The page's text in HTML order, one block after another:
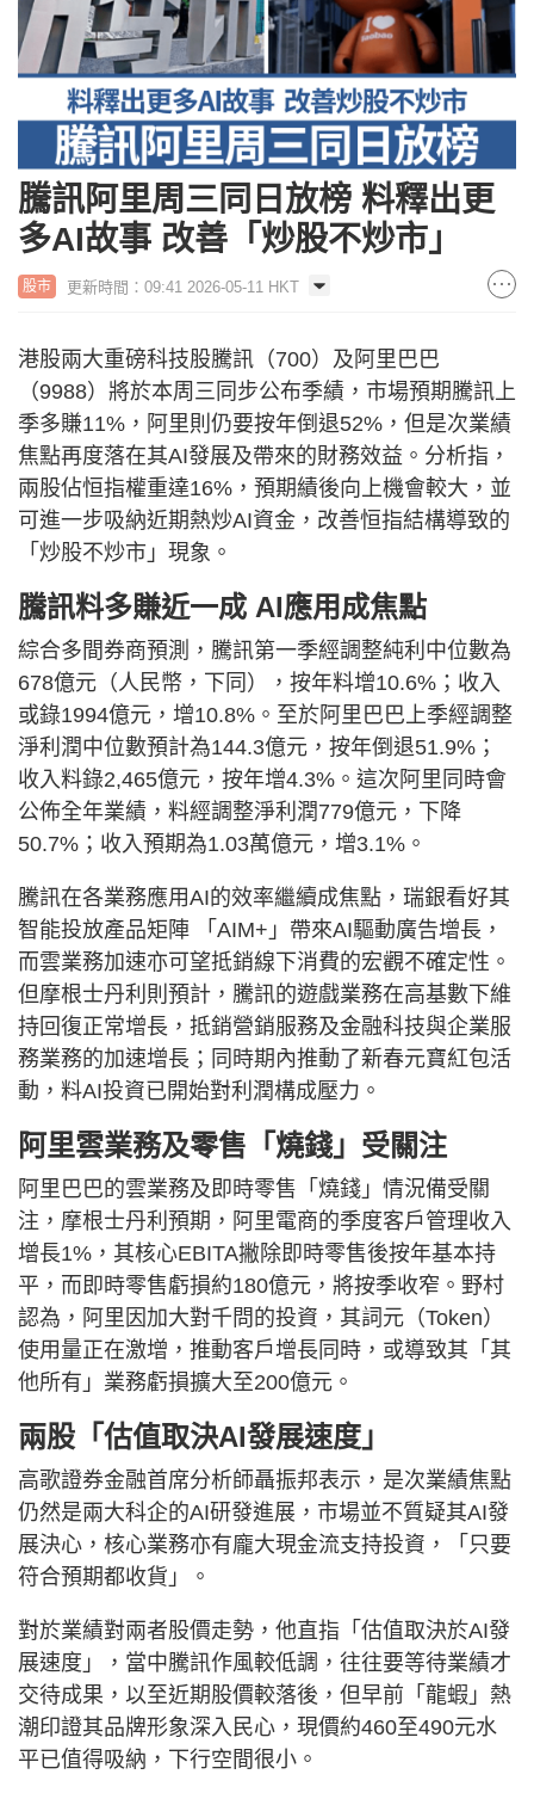
騰訊阿里周三同日放榜 料釋出更
多AI故事 改善「炒股不炒市」
股市 更新時間：09:41 2026-05-11 HKT
港股兩大重磅科技股騰訊（700）及阿里巴巴
（9988）將於本周三同步公布季績，市場預期騰訊上
季多賺11%，阿里則仍要按年倒退52%，但是次業績
焦點再度落在其AI發展及帶來的財務效益。分析指，
兩股佔恒指權重達16%，預期績後向上機會較大，並
可進一步吸納近期熱炒AI資金，改善恒指結構導致的
「炒股不炒市」現象。
騰訊料多賺近一成 AI應用成焦點
綜合多間券商預測，騰訊第一季經調整純利中位數為
678億元（人民幣，下同），按年料增10.6%；收入
或錄1994億元，增10.8%。至於阿里巴巴上季經調整
淨利潤中位數預計為144.3億元，按年倒退51.9%；
收入料錄2,465億元，按年增4.3%。這次阿里同時會
公佈全年業績，料經調整淨利潤779億元，下降
50.7%；收入預期為1.03萬億元，增3.1%。
騰訊在各業務應用AI的效率繼續成焦點，瑞銀看好其
智能投放產品矩陣 「AIM+」帶來AI驅動廣告增長，
而雲業務加速亦可望抵銷線下消費的宏觀不確定性。
但摩根士丹利則預計，騰訊的遊戲業務在高基數下維
持回復正常增長，抵銷營銷服務及金融科技與企業服
務業務的加速增長；同時期內推動了新春元寶紅包活
動，料AI投資已開始對利潤構成壓力。
阿里雲業務及零售「燒錢」受關注
阿里巴巴的雲業務及即時零售「燒錢」情況備受關
注，摩根士丹利預期，阿里電商的季度客戶管理收入
增長1%，其核心EBITA撇除即時零售後按年基本持
平，而即時零售虧損約180億元，將按季收窄。野村
認為，阿里因加大對千問的投資，其詞元（Token）
使用量正在激增，推動客戶增長同時，或導致其「其
他所有」業務虧損擴大至200億元。
兩股「估值取決AI發展速度」
高歌證券金融首席分析師聶振邦表示，是次業績焦點
仍然是兩大科企的AI研發進展，市場並不質疑其AI發
展決心，核心業務亦有龐大現金流支持投資，「只要
符合預期都收貨」。
對於業績對兩者股價走勢，他直指「估值取決於AI發
展速度」，當中騰訊作風較低調，往往要等待業績才
交待成果，以至近期股價較落後，但早前「龍蝦」熱
潮印證其品牌形象深入民心，現價約460至490元水
平已值得吸納，下行空間很小。